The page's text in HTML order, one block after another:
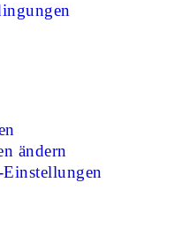
ändern